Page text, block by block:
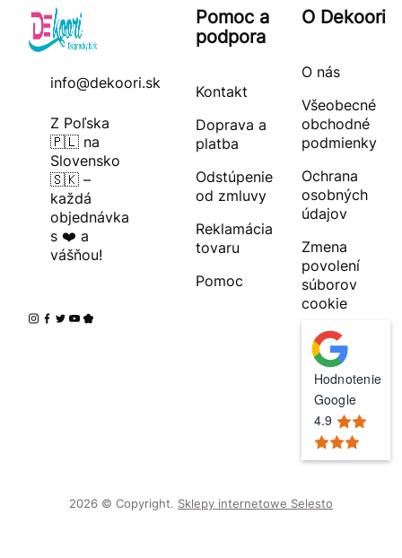
info@dekoori.sk
Z Poľska
🇵🇱 na
Slovensko
🇸🇰 –
každá
objednávka
s ❤️ a
vášňou!
Pomoc a
podpora
Kontakt
Doprava a
platba
Odstúpenie
od zmluvy
Reklamácia
tovaru
Pomoc
O Dekoori
O nás
Všeobecné
obchodné
podmienky
Ochrana
osobných
údajov
Zmena
povolení
súborov
cookie
Hodnotenie
Google
4.9
2026 © Copyright. Sklepy internetowe Selesto